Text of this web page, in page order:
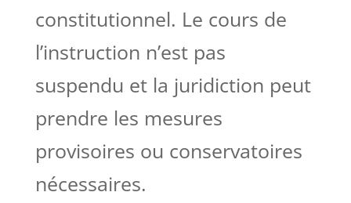
constitutionnel. Le cours de
l’instruction n’est pas
suspendu et la juridiction peut
prendre les mesures
provisoires ou conservatoires
nécessaires.